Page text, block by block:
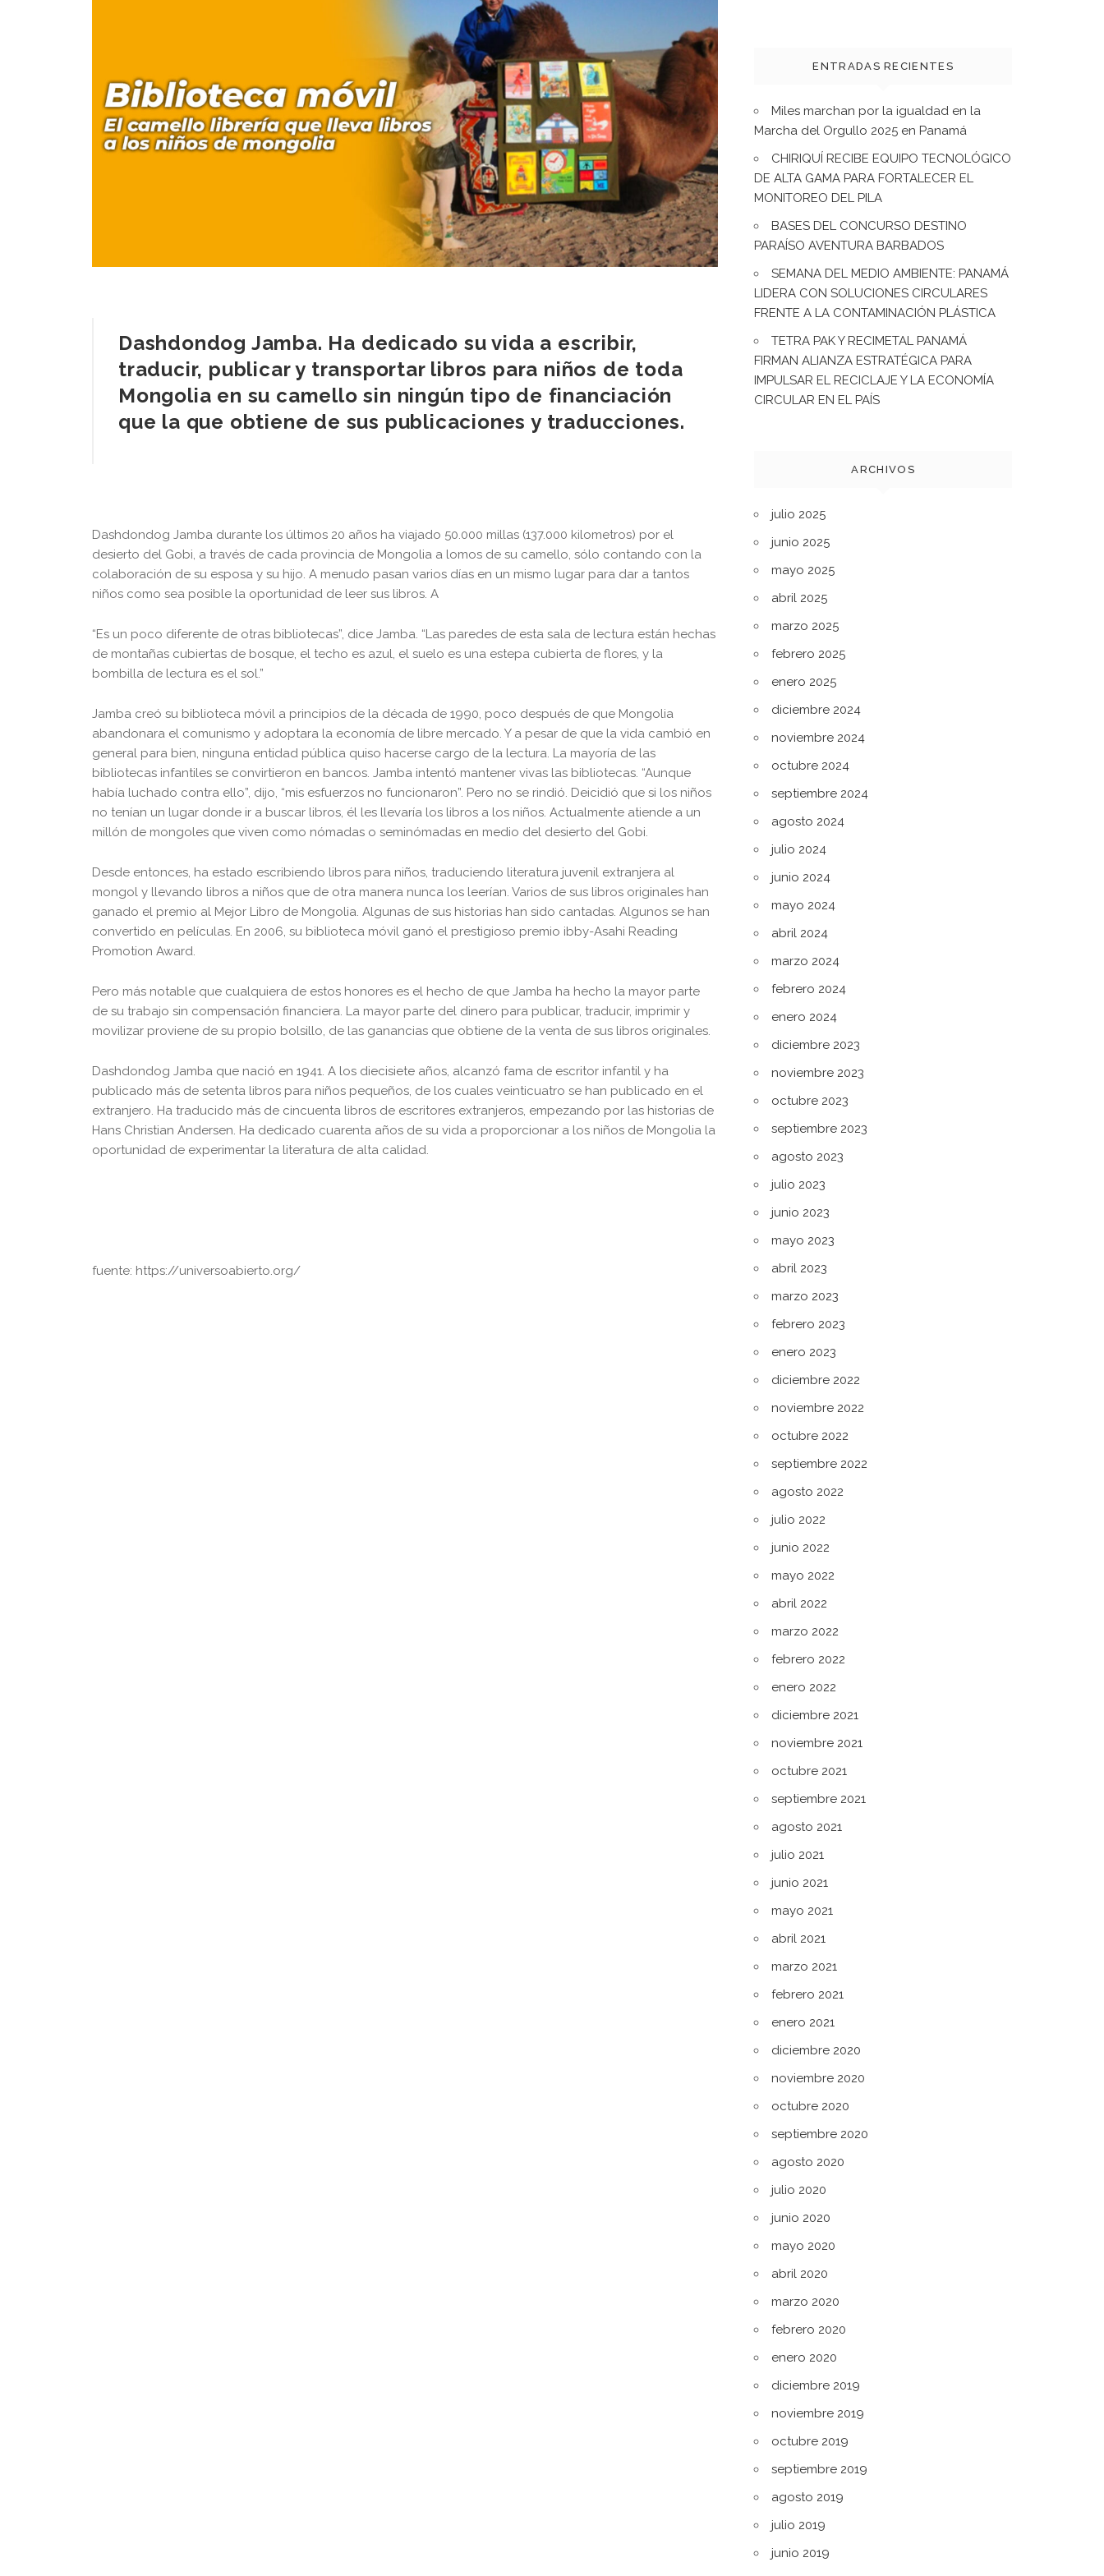
Dashdondog Jamba. Ha dedicado su vida a escribir,
traducir, publicar y transportar libros para niños de toda
Mongolia en su camello sin ningún tipo de financiación
que la que obtiene de sus publicaciones y traducciones.
Dashdondog Jamba durante los últimos 20 años ha viajado 50.000 millas (137.000 kilometros) por el
desierto del Gobi, a través de cada provincia de Mongolia a lomos de su camello, sólo contando con la
colaboración de su esposa y su hijo. A menudo pasan varios días en un mismo lugar para dar a tantos
niños como sea posible la oportunidad de leer sus libros. A
“Es un poco diferente de otras bibliotecas”, dice Jamba. “Las paredes de esta sala de lectura están hechas
de montañas cubiertas de bosque, el techo es azul, el suelo es una estepa cubierta de flores, y la
bombilla de lectura es el sol.”
Jamba creó su biblioteca móvil a principios de la década de 1990, poco después de que Mongolia
abandonara el comunismo y adoptara la economía de libre mercado. Y a pesar de que la vida cambió en
general para bien, ninguna entidad pública quiso hacerse cargo de la lectura. La mayoría de las
bibliotecas infantiles se convirtieron en bancos. Jamba intentó mantener vivas las bibliotecas. “Aunque
había luchado contra ello”, dijo, “mis esfuerzos no funcionaron”. Pero no se rindió. Deicidió que si los niños
no tenían un lugar donde ir a buscar libros, él les llevaría los libros a los niños. Actualmente atiende a un
millón de mongoles que viven como nómadas o seminómadas en medio del desierto del Gobi.
Desde entonces, ha estado escribiendo libros para niños, traduciendo literatura juvenil extranjera al
mongol y llevando libros a niños que de otra manera nunca los leerían. Varios de sus libros originales han
ganado el premio al Mejor Libro de Mongolia. Algunas de sus historias han sido cantadas. Algunos se han
convertido en películas. En 2006, su biblioteca móvil ganó el prestigioso premio ibby-Asahi Reading
Promotion Award.
Pero más notable que cualquiera de estos honores es el hecho de que Jamba ha hecho la mayor parte
de su trabajo sin compensación financiera. La mayor parte del dinero para publicar, traducir, imprimir y
movilizar proviene de su propio bolsillo, de las ganancias que obtiene de la venta de sus libros originales.
Dashdondog Jamba que nació en 1941. A los diecisiete años, alcanzó fama de escritor infantil y ha
publicado más de setenta libros para niños pequeños, de los cuales veinticuatro se han publicado en el
extranjero. Ha traducido más de cincuenta libros de escritores extranjeros, empezando por las historias de
Hans Christian Andersen. Ha dedicado cuarenta años de su vida a proporcionar a los niños de Mongolia la
oportunidad de experimentar la literatura de alta calidad.
fuente: https://universoabierto.org/
ENTRADAS RECIENTES
Miles marchan por la igualdad en la
Marcha del Orgullo 2025 en Panamá
CHIRIQUÍ RECIBE EQUIPO TECNOLÓGICO
DE ALTA GAMA PARA FORTALECER EL
MONITOREO DEL PILA
BASES DEL CONCURSO DESTINO
PARAÍSO AVENTURA BARBADOS
SEMANA DEL MEDIO AMBIENTE: PANAMÁ
LIDERA CON SOLUCIONES CIRCULARES
FRENTE A LA CONTAMINACIÓN PLÁSTICA
TETRA PAK Y RECIMETAL PANAMÁ
FIRMAN ALIANZA ESTRATÉGICA PARA
IMPULSAR EL RECICLAJE Y LA ECONOMÍA
CIRCULAR EN EL PAÍS
ARCHIVOS
julio 2025
junio 2025
mayo 2025
abril 2025
marzo 2025
febrero 2025
enero 2025
diciembre 2024
noviembre 2024
octubre 2024
septiembre 2024
agosto 2024
julio 2024
junio 2024
mayo 2024
abril 2024
marzo 2024
febrero 2024
enero 2024
diciembre 2023
noviembre 2023
octubre 2023
septiembre 2023
agosto 2023
julio 2023
junio 2023
mayo 2023
abril 2023
marzo 2023
febrero 2023
enero 2023
diciembre 2022
noviembre 2022
octubre 2022
septiembre 2022
agosto 2022
julio 2022
junio 2022
mayo 2022
abril 2022
marzo 2022
febrero 2022
enero 2022
diciembre 2021
noviembre 2021
octubre 2021
septiembre 2021
agosto 2021
julio 2021
junio 2021
mayo 2021
abril 2021
marzo 2021
febrero 2021
enero 2021
diciembre 2020
noviembre 2020
octubre 2020
septiembre 2020
agosto 2020
julio 2020
junio 2020
mayo 2020
abril 2020
marzo 2020
febrero 2020
enero 2020
diciembre 2019
noviembre 2019
octubre 2019
septiembre 2019
agosto 2019
julio 2019
junio 2019